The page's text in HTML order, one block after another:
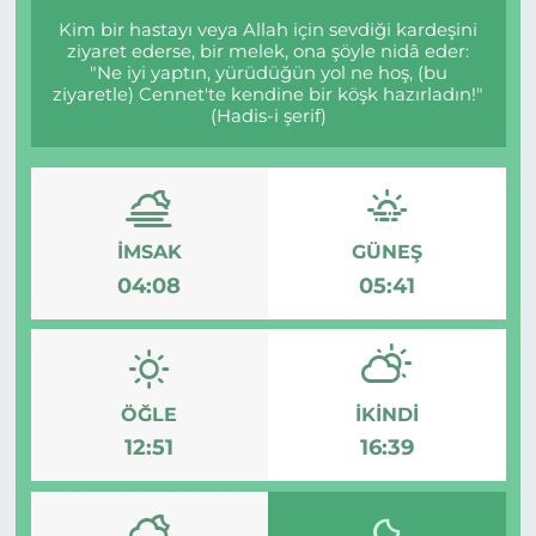
Kim bir hastayı veya Allah için sevdiği kardeşini
ziyaret ederse, bir melek, ona şöyle nidâ eder:
"Ne iyi yaptın, yürüdüğün yol ne hoş, (bu
ziyaretle) Cennet'te kendine bir köşk hazırladın!"
(Hadis-i şerif)
İMSAK
04:08
GÜNEŞ
05:41
ÖĞLE
12:51
İKINDI
16:39